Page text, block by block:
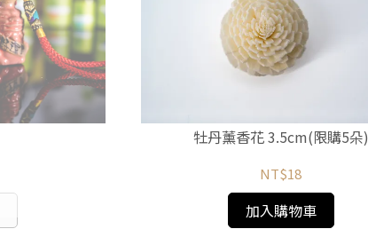
牡丹薰香花 3.5cm(限購5朵)
NT$18
加入購物車